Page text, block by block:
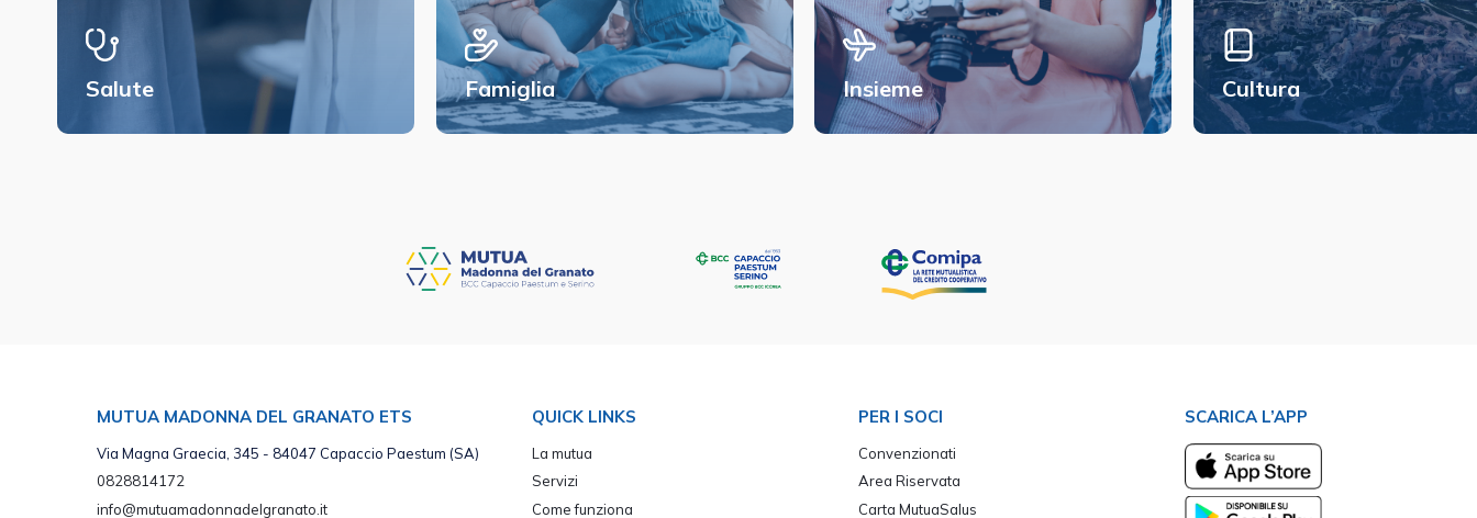
Salute Famiglia Insieme Cultura
MUTUA MADONNA DEL GRANATO ETS
Via Magna Graecia, 345 - 84047 Capaccio Paestum (SA)
0828814172
info@mutuamadonnadelgranato.it
QUICK LINKS
La mutua
Servizi
Come funziona
PER I SOCI
Convenzionati
Area Riservata
Carta MutuaSalus
SCARICA L’APP